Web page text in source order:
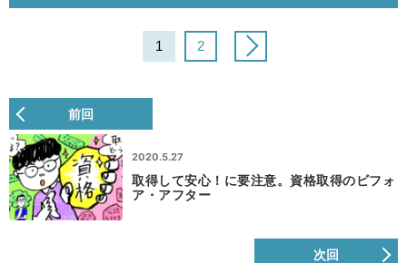
1 2
前回
2020.5.27
取得して安心！に要注意。資格取得のビフォ
ア・アフター
次回